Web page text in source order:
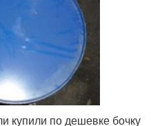
купили по дешевке бочку